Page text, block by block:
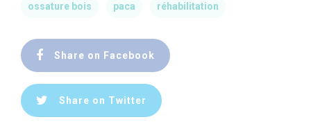
ossature bois paca réhabilitation
Share on Facebook
Share on Twitter